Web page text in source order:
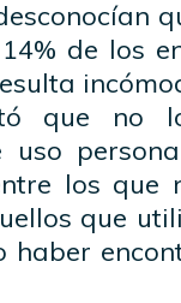
de los
que no
uso
los que
que
haber